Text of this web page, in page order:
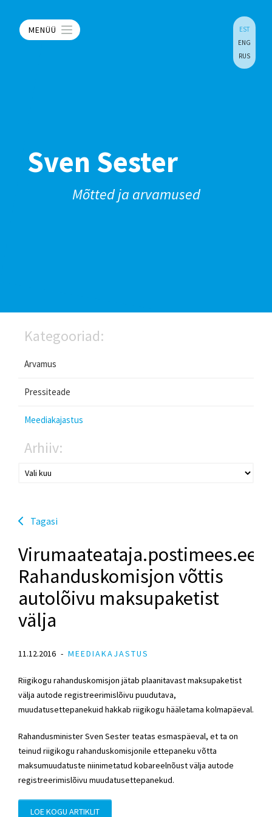
MENÜÜ
EST
ENG
RUS
Sven Sester
Mõtted ja arvamused
Kategooriad:
Arvamus
Pressiteade
Meediakajastus
Arhiiv:
Tagasi
Virumaateataja.postimees.ee:
Rahanduskomisjon võttis
autolõivu maksupaketist
välja
11.12.2016 MEEDIAKAJASTUS
Riigikogu rahanduskomisjon jätab plaanitavast maksupaketist
välja autode registreerimislõivu puudutava,
muudatusettepanekuid hakkab riigikogu hääletama kolmapäeval.
Rahandusminister Sven Sester teatas esmaspäeval, et ta on
teinud riigikogu rahanduskomisjonile ettepaneku võtta
maksumuudatuste niinimetatud kobareelnõust välja autode
registreerimislõivu muudatusettepanekud.
LOE KOGU ARTIKLIT